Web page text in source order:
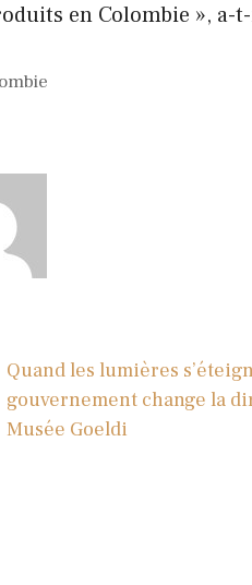
en Colombie », a-
Quand les lumières
gouvernement change la
Musée Goeldi